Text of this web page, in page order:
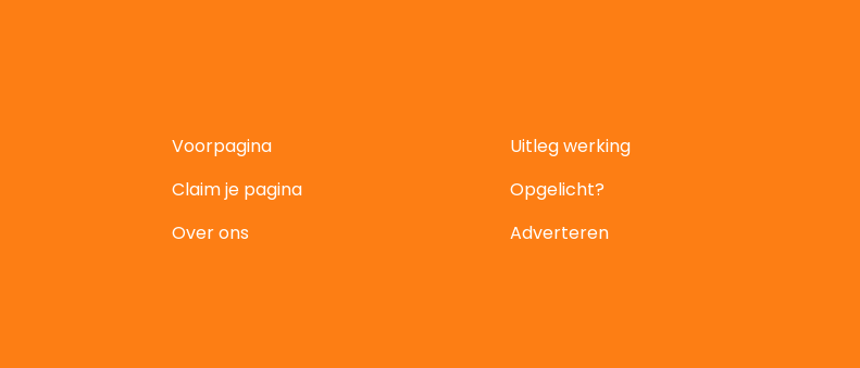
Voorpagina
Uitleg werking
Claim je pagina
Opgelicht?
Over ons
Adverteren